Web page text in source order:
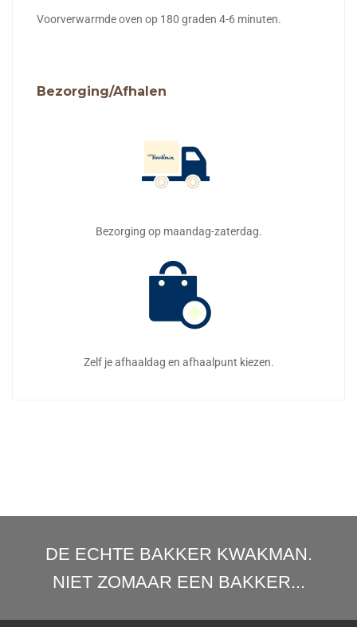
Voorverwarmde oven op 180 graden 4-6 minuten.
Bezorging/Afhalen
Bezorging op maandag-zaterdag.
Zelf je afhaaldag en afhaalpunt kiezen.
DE ECHTE BAKKER KWAKMAN.
NIET ZOMAAR EEN BAKKER...